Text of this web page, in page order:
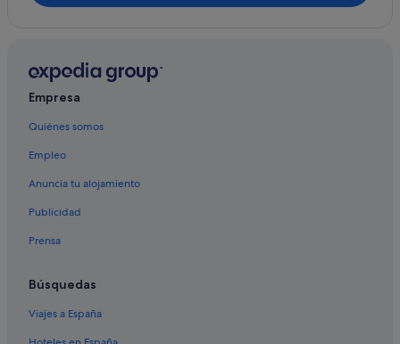
Room Mate Hotels en Villanueva de la Cañada
Casas rurales en Villanueva de la Cañada
Chalets en Brunete
Villas en Brunete
Rafael hoteles en Villanueva de la Cañada
Empresa
Quiénes somos
Empleo
Anuncia tu alojamiento
Publicidad
Prensa
Búsquedas
Viajes a España